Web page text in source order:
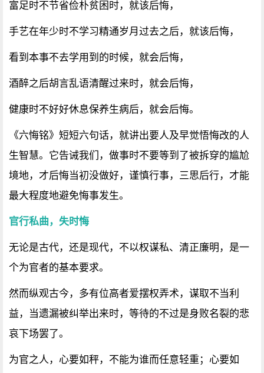
富足时不节省俭朴贫困时，就该后悔，
手艺在年少时不学习精通岁月过去之后，就该后悔，
看到本事不去学用到的时候，就会后悔，
酒醉之后胡言乱语清醒过来时，就会后悔，
健康时不好好休息保养生病后，就会后悔。
《六悔铭》短短六句话，就讲出要人及早觉悟悔改的人
生智慧。它告诫我们，做事时不要等到了被拆穿的尴尬
境地，才后悔当初没做好，谨慎行事，三思后行，才能
最大程度地避免悔事发生。
官行私曲，失时悔
无论是古代，还是现代，不以权谋私、清正廉明，是一
个为官者的基本要求。
然而纵观古今，多有位高者爱摆权弄术，谋取不当利
益，当遗漏被纠举出来时，等待的不过是身败名裂的悲
哀下场罢了。
为官之人，心要如秤，不能为谁而任意轻重；心要如